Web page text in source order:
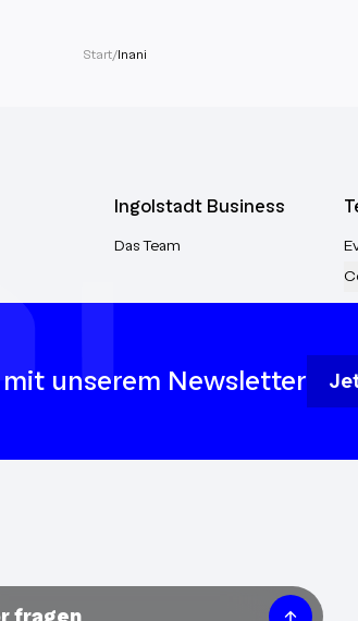
Start/Inani
Ingolstadt Business
Das Team
unserem Newsletter